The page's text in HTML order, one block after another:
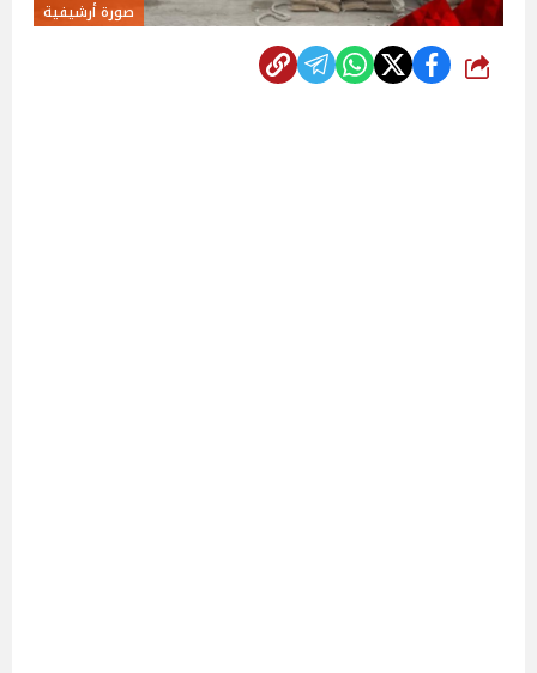
صورة أرشيفية
شارك